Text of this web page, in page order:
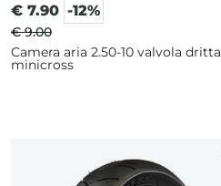
€ 7.90 -12%
€ 9.00
Camera aria 2.50-10 valvola dritta
minicross